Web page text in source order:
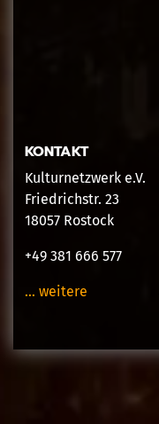
KONTAKT
Kulturnetzwerk e.V.
Friedrichstr. 23
18057 Rostock
+49 381 666 577
… weitere